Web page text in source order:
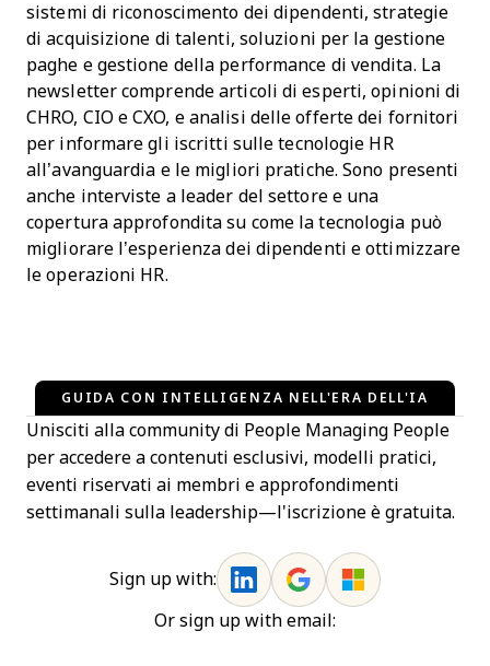
sistemi di riconoscimento dei dipendenti, strategie
di acquisizione di talenti, soluzioni per la gestione
paghe e gestione della performance di vendita. La
newsletter comprende articoli di esperti, opinioni di
CHRO, CIO e CXO, e analisi delle offerte dei fornitori
per informare gli iscritti sulle tecnologie HR
all’avanguardia e le migliori pratiche. Sono presenti
anche interviste a leader del settore e una
copertura approfondita su come la tecnologia può
migliorare l’esperienza dei dipendenti e ottimizzare
le operazioni HR.
GUIDA CON INTELLIGENZA NELL'ERA DELL'IA
Unisciti alla community di People Managing People
per accedere a contenuti esclusivi, modelli pratici,
eventi riservati ai membri e approfondimenti
settimanali sulla leadership—l'iscrizione è gratuita.
Sign up with:
Or sign up with email: